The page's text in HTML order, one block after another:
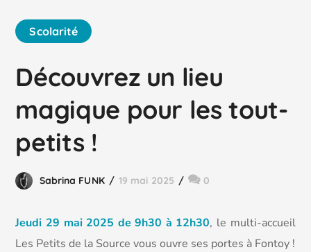
Scolarité
Découvrez un lieu
magique pour les tout-
petits !
Sabrina FUNK 19 mai 2025 0
Jeudi 29 mai 2025 de 9h30 à 12h30, le multi-accueil
Les Petits de la Source vous ouvre ses portes à Fontoy !